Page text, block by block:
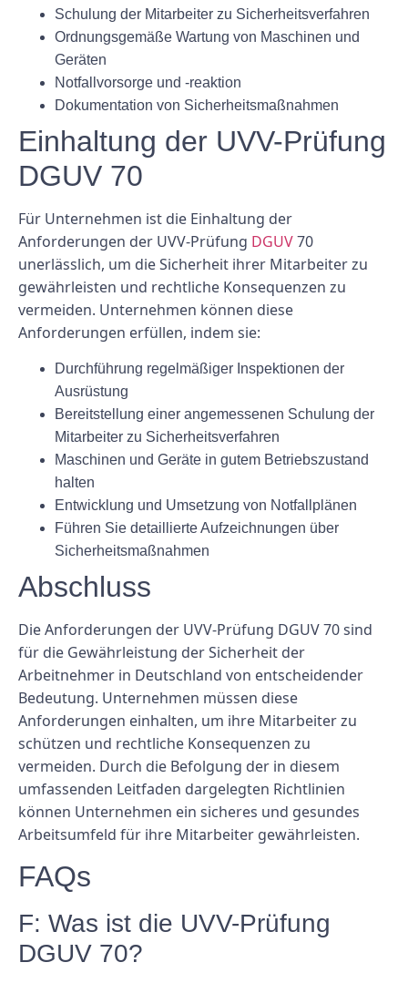
Schulung der Mitarbeiter zu Sicherheitsverfahren
Ordnungsgemäße Wartung von Maschinen und
Geräten
Notfallvorsorge und -reaktion
Dokumentation von Sicherheitsmaßnahmen
Einhaltung der UVV-Prüfung
DGUV 70
Für Unternehmen ist die Einhaltung der
Anforderungen der UVV-Prüfung DGUV70
unerlässlich, um die Sicherheit ihrer Mitarbeiter zu
gewährleisten und rechtliche Konsequenzen zu
vermeiden. Unternehmen können diese
Anforderungen erfüllen, indem sie:
Durchführung regelmäßiger Inspektionen der
Ausrüstung
Bereitstellung einer angemessenen Schulung der
Mitarbeiter zu Sicherheitsverfahren
Maschinen und Geräte in gutem Betriebszustand
halten
Entwicklung und Umsetzung von Notfallplänen
Führen Sie detaillierte Aufzeichnungen über
Sicherheitsmaßnahmen
Abschluss
Die Anforderungen der UVV-Prüfung DGUV 70 sind
für die Gewährleistung der Sicherheit der
Arbeitnehmer in Deutschland von entscheidender
Bedeutung. Unternehmen müssen diese
Anforderungen einhalten, um ihre Mitarbeiter zu
schützen und rechtliche Konsequenzen zu
vermeiden. Durch die Befolgung der in diesem
umfassenden Leitfaden dargelegten Richtlinien
können Unternehmen ein sicheres und gesundes
Arbeitsumfeld für ihre Mitarbeiter gewährleisten.
FAQs
F: Was ist die UVV-Prüfung
DGUV 70?